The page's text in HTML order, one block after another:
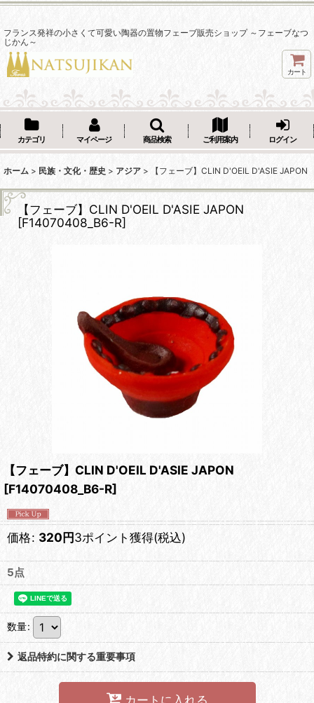
フランス発祥の小さくて可愛い陶器の置物フェーブ販売ショップ ～フェーブなつ
じかん～
カート
カテゴリ マイページ 商品検索 ご利用案内 ログイン
ホーム > 民族・文化・歴史 > アジア > 【フェーブ】CLIN D'OEIL D'ASIE JAPON
【フェーブ】CLIN D'OEIL D'ASIE JAPON
[F14070408_B6-R]
【フェーブ】CLIN D'OEIL D'ASIE JAPON
[F14070408_B6-R]
価格: 320円3ポイント獲得(税込)
5点
数量:
返品特約に関する重要事項
カートに入れる